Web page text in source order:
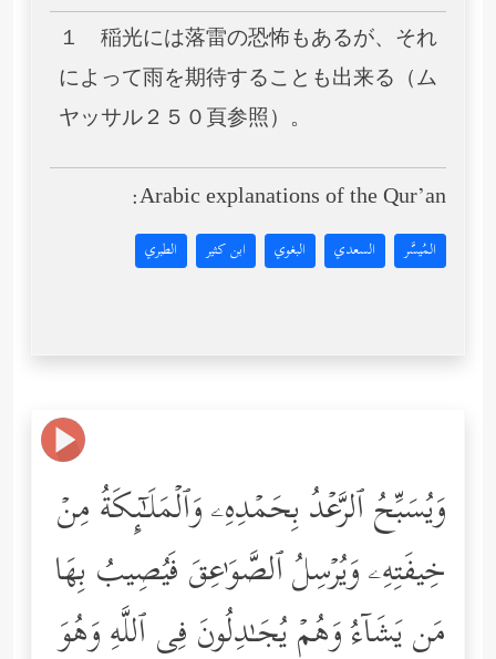
１ 稲光には落雷の恐怖もあるが、それ
によって雨を期待することも出来る（ム
ヤッサル２５０頁参照）。
Arabic explanations of the Qur’an:
المُيسَّر السعدي البغوي ابن كثير الطبري
وَیُسَبِّحُ ٱلرَّعۡدُ بِحَمۡدِهِۦ وَٱلۡمَلَـٰۤىِٕكَةُ مِنۡ
خِیفَتِهِۦ وَیُرۡسِلُ ٱلصَّوَ ٰ⁠عِقَ فَیُصِیبُ بِهَا
مَن یَشَاۤءُ وَهُمۡ یُجَـٰدِلُونَ فِی ٱللَّهِ وَهُوَ